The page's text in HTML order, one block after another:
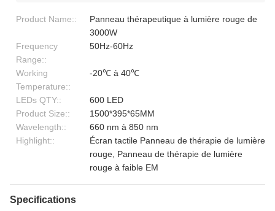
Product Name::
Panneau thérapeutique à lumière rouge de
3000W
Frequency
Range::
50Hz-60Hz
Working
Temperature::
-20℃ à 40℃
LEDs QTY::
600 LED
Product Size::
1500*395*65MM
Wavelength::
660 nm à 850 nm
Highlight::
Écran tactile Panneau de thérapie de lumière
rouge, Panneau de thérapie de lumière
rouge à faible EM
Specifications